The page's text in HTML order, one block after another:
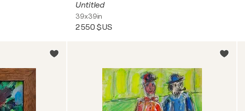
Untitled
39x39in
2 550 $US